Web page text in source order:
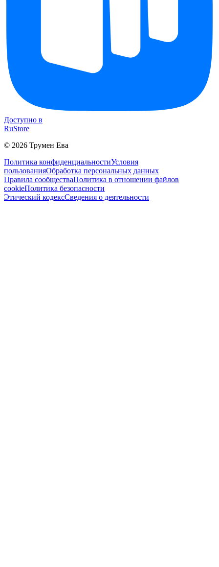
Доступно в
RuStore
© 2026 Трумен Ева
Политика конфиденциальностиУсловия
пользованияОбработка персональных данных
Правила сообществаПолитика в отношении файлов
cookieПолитика безопасности
Этический кодексСведения о деятельности